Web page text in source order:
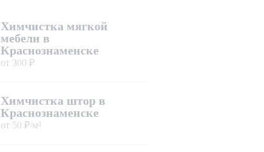
Химчистка мягкой
мебели в
Краснознаменске
от 300 ₽
Химчистка штор в
Краснознаменске
от 50 ₽/м²